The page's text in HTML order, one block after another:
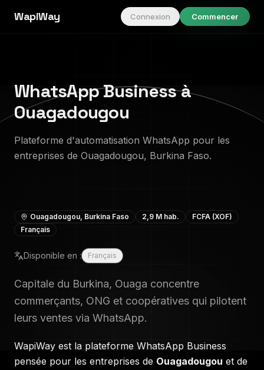
WapiWay Connexion Commencer
WhatsApp Business à
Ouagadougou
Plateforme d'automatisation WhatsApp pour les
entreprises de Ouagadougou, Burkina Faso.
Ouagadougou, Burkina Faso 2,9 M hab.
FCFA (XOF)
Français
Disponible en : Français
Capitale du Burkina, Ouaga concentre
commerçants, ONG et coopératives qui pilotent
leurs ventes via WhatsApp.
WapiWay est la plateforme WhatsApp Business
pensée pour les entreprises de Ouagadougou et de